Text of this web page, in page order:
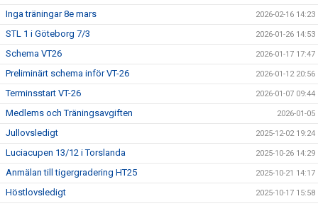
Inga träningar 8e mars 2026-02-16 14:23
STL 1 i Göteborg 7/3 2026-01-26 14:53
Schema VT26 2026-01-17 17:47
Preliminärt schema inför VT-26 2026-01-12 20:56
Terminsstart VT-26 2026-01-07 09:44
Medlems och Träningsavgiften 2026-01-05
Jullovsledigt 2025-12-02 19:24
Luciacupen 13/12 i Torslanda 2025-10-26 14:29
Anmälan till tigergradering HT25 2025-10-21 14:17
Höstlovsledigt 2025-10-17 15:58